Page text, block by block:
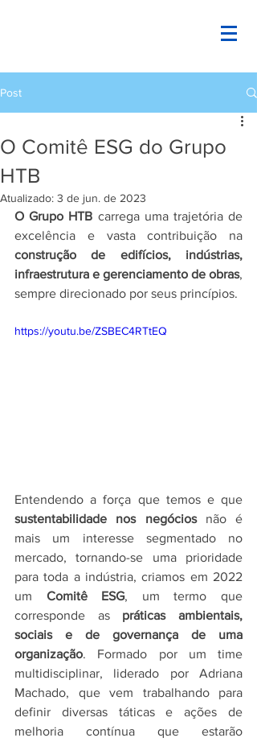
Post
O Comitê ESG do Grupo
HTB
Atualizado: 3 de jun. de 2023
O Grupo HTB carrega uma trajetória de
construção de edifícios, indústrias,
infraestrutura e gerenciamento de obras,
sempre direcionado por seus princípios.
https://youtu.be/ZSBEC4RTtEQ
sustentabilidade nos negócios não é
mais um interesse segmentado no
mercado, tornando-se uma prioridade
para toda a indústria, criamos em 2022
um Comitê ESG, um termo que
corresponde as práticas ambientais,
sociais e de governança de uma
organização. Formado por um time
multidisciplinar, liderado por Adriana
Machado, que vem trabalhando para
definir diversas táticas e ações de
melhoria contínua que estarão